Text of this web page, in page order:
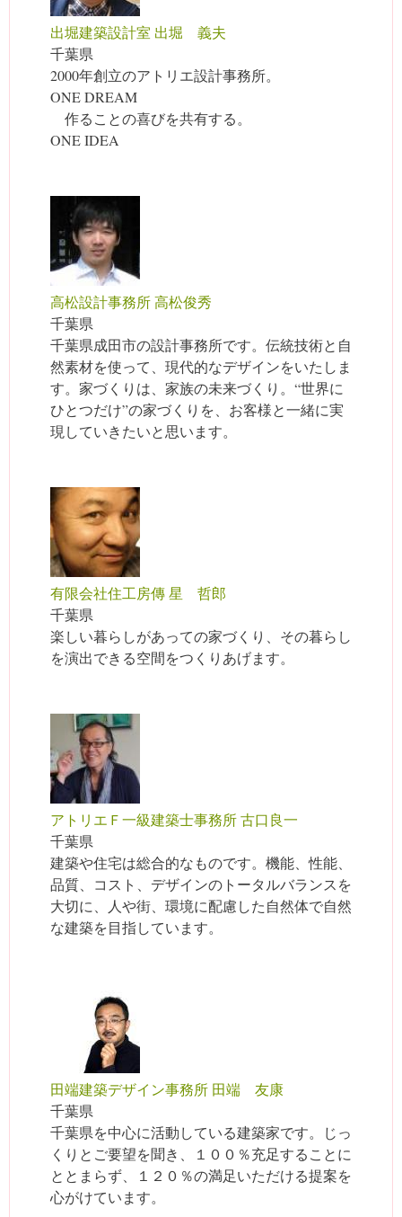
出堀建築設計室 出堀 義夫
千葉県
2000年創立のアトリエ設計事務所。
ONE DREAM
作ることの喜びを共有する。
ONE IDEA
高松設計事務所 高松俊秀
千葉県
千葉県成田市の設計事務所です。伝統技術と自
然素材を使って、現代的なデザインをいたしま
す。家づくりは、家族の未来づくり。“世界に
ひとつだけ”の家づくりを、お客様と一緒に実
現していきたいと思います。
有限会社住工房傳 星 哲郎
千葉県
楽しい暮らしがあっての家づくり、その暮らし
を演出できる空間をつくりあげます。
アトリエＦ一級建築士事務所 古口良一
千葉県
建築や住宅は総合的なものです。機能、性能、
品質、コスト、デザインのトータルバランスを
大切に、人や街、環境に配慮した自然体で自然
な建築を目指しています。
田端建築デザイン事務所 田端 友康
千葉県
千葉県を中心に活動している建築家です。じっ
くりとご要望を聞き、１００％充足することに
ととまらず、１２０％の満足いただける提案を
心がけています。